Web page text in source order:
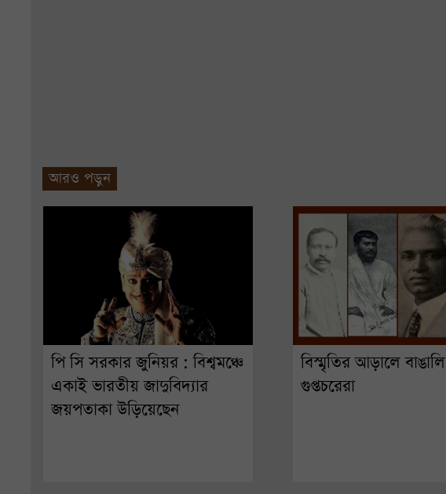
আরও পড়ুন
পি সি সরকার জুনিয়র : বিশ্বমঞ্চে
একাই ভারতীয় জাদুবিদ্যার
জয়পতাকা উড়িয়েছেন
বিস্মৃতির আড়ালে বাঙালি
গুপ্তচরেরা